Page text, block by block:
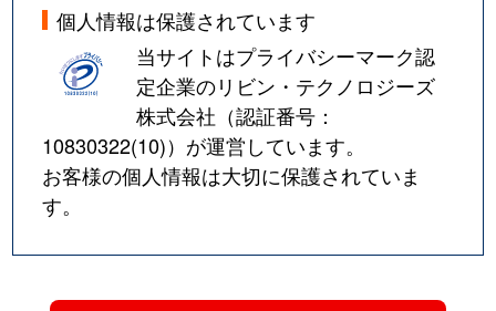
個人情報は保護されています
当サイトはプライバシーマーク認
定企業のリビン・テクノロジーズ
株式会社（認証番号：
10830322(10)）が運営しています。
お客様の個人情報は大切に保護されていま
す。